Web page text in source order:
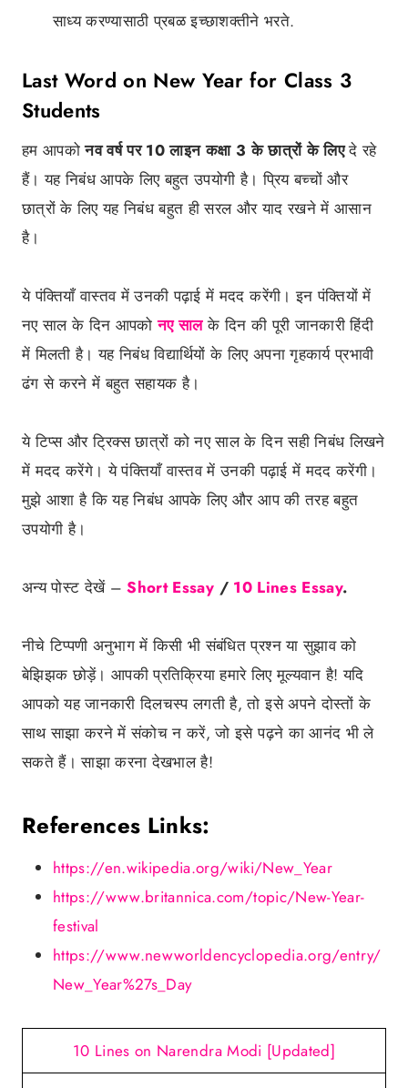
साध्य करण्यासाठी प्रबळ इच्छाशक्तीने भरते.
Last Word on New Year for Class 3
Students
हम आपकोनव वर्ष पर 10 लाइन कक्षा 3 के छात्रों के लिएदे रहे
हैं। यह निबंध आपके लिए बहुत उपयोगी है। प्रिय बच्चों और
छात्रों के लिए यह निबंध बहुत ही सरल और याद रखने में आसान
है।
ये पंक्तियाँ वास्तव में उनकी पढ़ाई में मदद करेंगी। इन पंक्तियों में
नए साल के दिन आपकोनए सालके दिन की पूरी जानकारी हिंदी
में मिलती है। यह निबंध विद्यार्थियों के लिए अपना गृहकार्य प्रभावी
ढंग से करने में बहुत सहायक है।
ये टिप्स और ट्रिक्स छात्रों को नए साल के दिन सही निबंध लिखने
में मदद करेंगे। ये पंक्तियाँ वास्तव में उनकी पढ़ाई में मदद करेंगी।
मुझे आशा है कि यह निबंध आपके लिए और आप की तरह बहुत
उपयोगी है।
अन्य पोस्ट देखें –Short Essay / 10 Lines Essay.
नीचे टिप्पणी अनुभाग में किसी भी संबंधित प्रश्न या सुझाव को
बेझिझक छोड़ें। आपकी प्रतिक्रिया हमारे लिए मूल्यवान है! यदि
आपको यह जानकारी दिलचस्प लगती है, तो इसे अपने दोस्तों के
साथ साझा करने में संकोच न करें, जो इसे पढ़ने का आनंद भी ले
सकते हैं। साझा करना देखभाल है!
References Links:
https://en.wikipedia.org/wiki/New_Year
https://www.britannica.com/topic/New-Year-
festival
https://www.newworldencyclopedia.org/entry/
New_Year%27s_Day
10 Lines on Narendra Modi [Updated]